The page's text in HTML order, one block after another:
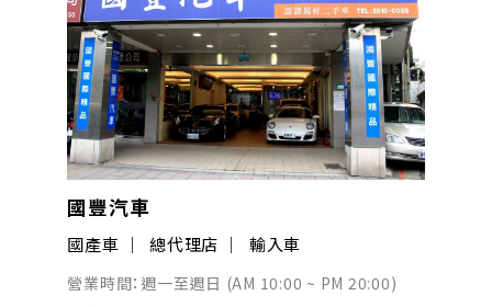
國豐汽車
國產車 總代理店 輸入車
營業時間：週一至週日 (AM 10:00 ~ PM 20:00)